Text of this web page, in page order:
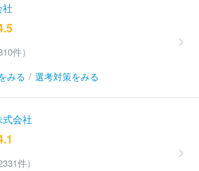
件）
みる / 選考対策をみる
会社
件）